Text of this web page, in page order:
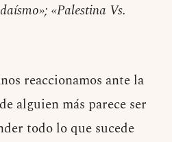
«Palestina Vs.
reaccionamos ante la
alguien más parece ser
todo lo que sucede